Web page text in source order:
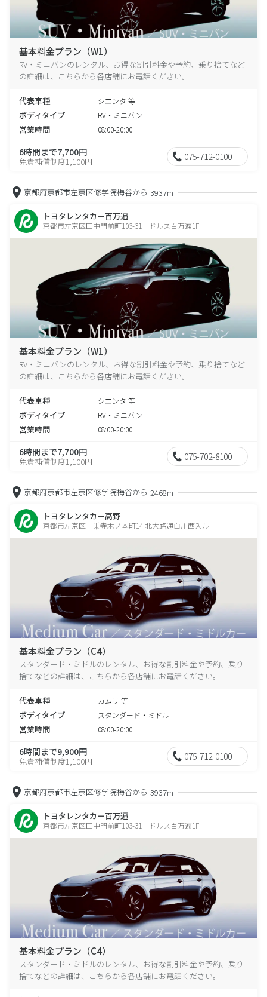
基本料金プラン（W1）
RV・ミニバンのレンタル、お得な割引料金や予約、乗り捨てなど
の詳細は、こちらから各店舗にお電話ください。
代表車種 シエンタ 等
ボディタイプ RV・ミニバン
営業時間 08:00-20:00
6時間まで7,700円
免責補償制度1,100円 075-712-0100
京都府京都市左京区修学院梅谷から 3937m
トヨタレンタカー百万遍
京都市左京区田中門前町103-31 ドルス百万遍1F
基本料金プラン（W1）
RV・ミニバンのレンタル、お得な割引料金や予約、乗り捨てなど
の詳細は、こちらから各店舗にお電話ください。
代表車種 シエンタ 等
ボディタイプ RV・ミニバン
営業時間 08:00-20:00
6時間まで7,700円
免責補償制度1,100円 075-702-8100
京都府京都市左京区修学院梅谷から 2468m
トヨタレンタカー高野
京都市左京区一乗寺木ノ本町14 北大路通白川西入ル
基本料金プラン（C4）
スタンダード・ミドルのレンタル、お得な割引料金や予約、乗り
捨てなどの詳細は、こちらから各店舗にお電話ください。
代表車種 カムリ 等
ボディタイプ スタンダード・ミドル
営業時間 08:00-20:00
6時間まで9,900円
免責補償制度1,100円 075-712-0100
京都府京都市左京区修学院梅谷から 3937m
トヨタレンタカー百万遍
京都市左京区田中門前町103-31 ドルス百万遍1F
基本料金プラン（C4）
スタンダード・ミドルのレンタル、お得な割引料金や予約、乗り
捨てなどの詳細は、こちらから各店舗にお電話ください。